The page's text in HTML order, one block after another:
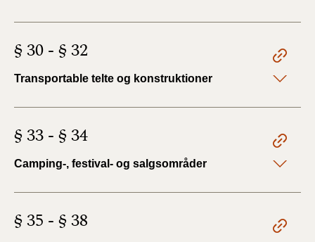
§ 30 - § 32
Transportable telte og konstruktioner
§ 33 - § 34
Camping-, festival- og salgsområder
§ 35 - § 38